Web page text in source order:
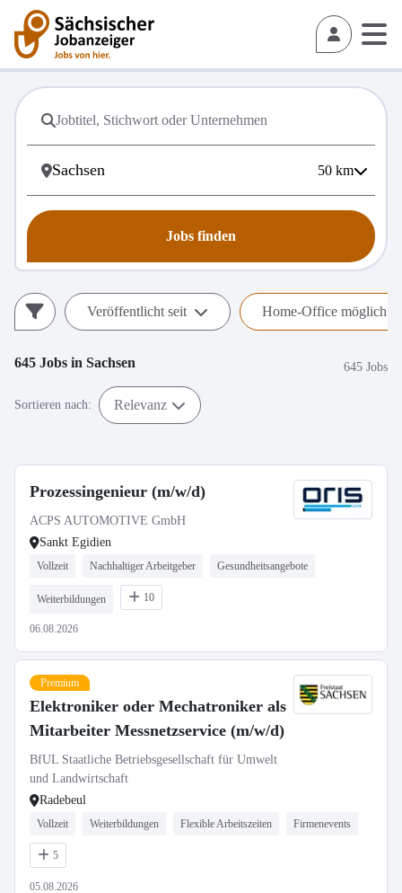
50 km
Jobs finden
Veröffentlicht seit Home-Office möglich
645 Jobs in Sachsen 645 Jobs
Sortieren nach: Relevanz
Prozessingenieur (m/w/d)
ACPS AUTOMOTIVE GmbH
Sankt Egidien
Vollzeit Nachhaltiger Arbeitgeber Gesundheitsangebote
Weiterbildungen 10
06.08.2026
Premium
Elektroniker oder Mechatroniker als
Mitarbeiter Messnetzservice (m/w/d)
BfUL Staatliche Betriebsgesellschaft für Umwelt
und Landwirtschaft
Radebeul
Vollzeit Weiterbildungen Flexible Arbeitszeiten Firmenevents
5
05.08.2026